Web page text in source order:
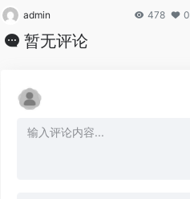
admin 478 0
暂无评论